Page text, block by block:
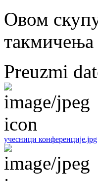
Овом
Preuzmi
учесници конференције.jpg